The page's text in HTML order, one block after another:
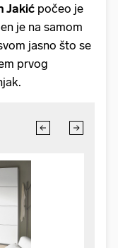
Jakić počeo je
je na samom
jasno što se
prvog